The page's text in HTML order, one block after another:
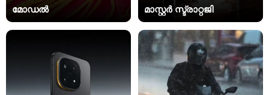
മോഡൽ
മാസ്റ്റര്‍ സ്ട്രാറ്റജി